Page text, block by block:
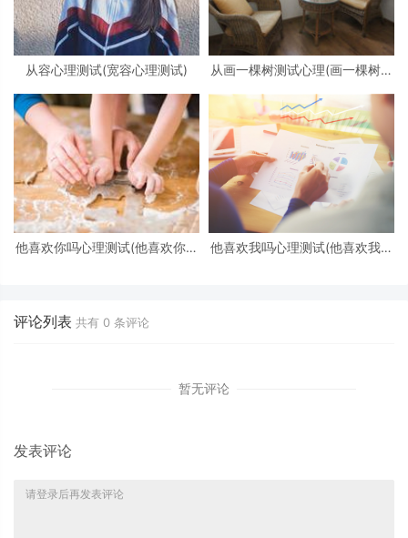
从容心理测试(宽容心理测试)
从画一棵树测试心理(画一棵树怎
他喜欢你吗心理测试(他喜欢你吗
他喜欢我吗心理测试(他喜欢我吗
评论列表 共有 0 条评论
暂无评论
发表评论